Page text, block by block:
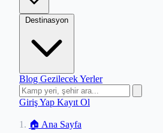
Destinasyon
Blog Gezilecek Yerler
Giriş Yap Kayıt Ol
🏠 Ana Sayfa